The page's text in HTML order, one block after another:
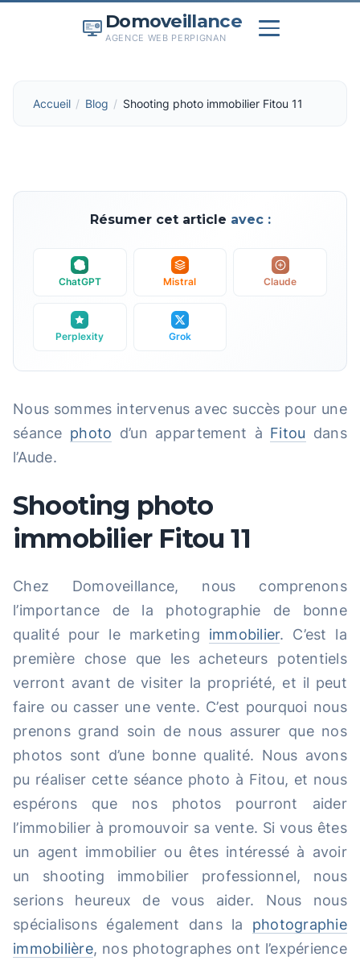
Domoveillance
AGENCE WEB PERPIGNAN
Accueil Blog Shooting photo immobilier Fitou 11
Résumer cet article avec :
ChatGPT Mistral Claude
Perplexity Grok
Nous sommes intervenus avec succès pour une
séance photo d’un appartement à Fitou dans
l’Aude.
Shooting photo
immobilier Fitou 11
Chez Domoveillance, nous comprenons
l’importance de la photographie de bonne
qualité pour le marketing immobilier. C’est la
première chose que les acheteurs potentiels
verront avant de visiter la propriété, et il peut
faire ou casser une vente. C’est pourquoi nous
prenons grand soin de nous assurer que nos
photos sont d’une bonne qualité. Nous avons
pu réaliser cette séance photo à Fitou, et nous
espérons que nos photos pourront aider
l’immobilier à promouvoir sa vente. Si vous êtes
un agent immobilier ou êtes intéressé à avoir
un shooting immobilier professionnel, nous
serions heureux de vous aider. Nous nous
spécialisons également dans la photographie
immobilière, nos photographes ont l’expérience